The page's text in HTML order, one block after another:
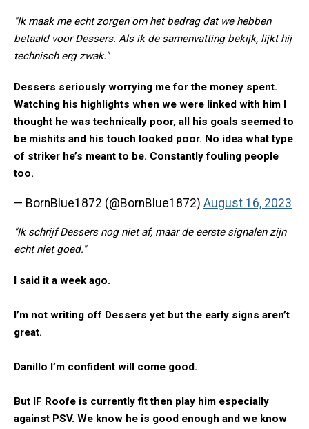
"Ik maak me echt zorgen om het bedrag dat we hebben
betaald voor Dessers. Als ik de samenvatting bekijk, lijkt hij
technisch erg zwak."
Dessers seriously worrying me for the money spent.
Watching his highlights when we were linked with him I
thought he was technically poor, all his goals seemed to
be mishits and his touch looked poor. No idea what type
of striker he’s meant to be. Constantly fouling people
too.
— BornBlue1872 (@BornBlue1872) August 16, 2023
"Ik schrijf Dessers nog niet af, maar de eerste signalen zijn
echt niet goed."
I said it a week ago.
I’m not writing off Dessers yet but the early signs aren’t
great.
Danillo I’m confident will come good.
But IF Roofe is currently fit then play him especially
against PSV. We know he is good enough and we know